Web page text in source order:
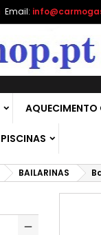
Email:
AQUECIMENTO
PISCINAS
BAILARINAS
add_circle_outline
É